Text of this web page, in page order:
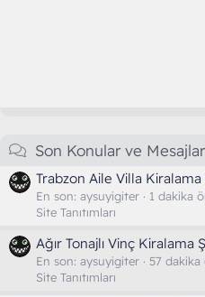
Son Konular ve Mesajlar
Trabzon Aile Villa Kiralama
En son: aysuyigiter
1 dakika
Site Tanıtımları
Ağır Tonajlı Vinç Kiralama
En son: aysuyigiter
57 dakika
Site Tanıtımları